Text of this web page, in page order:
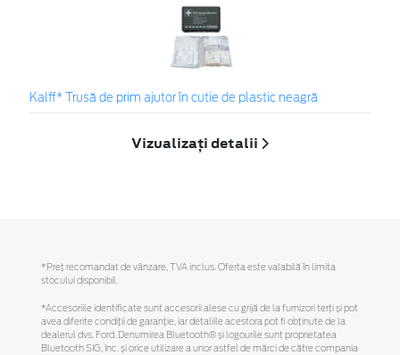
Kalff* Trusă de prim ajutor în cutie de plastic neagră
Vizualizați detalii
*Preţ recomandat de vânzare, TVA inclus. Oferta este valabilă în limita
stocului disponibil.
*Accesoriile identificate sunt accesorii alese cu grijă de la furnizori terți și pot
avea diferite condiții de garanție, iar detaliile acestora pot fi obținute de la
dealerul dvs. Ford. Denumirea Bluetooth® și logourile sunt proprietatea
Bluetooth SIG, Inc. și orice utilizare a unor astfel de mărci de către compania